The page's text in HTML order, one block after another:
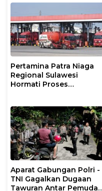
Pertamina Patra Niaga
Regional Sulawesi
Hormati Proses
di Polman
Aparat Gabungan Polri -
TNI Gagalkan Dugaan
Tawuran Antar Pemuda